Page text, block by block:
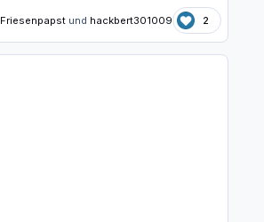
Friesenpapstund hackbert301009 2